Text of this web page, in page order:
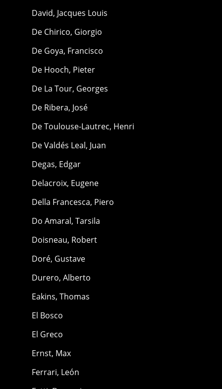
David, Jacques Louis
De Chirico, Giorgio
De Goya, Francisco
De Hooch, Pieter
De La Tour, Georges
De Ribera, José
De Toulouse-Lautrec, Henri
De Valdés Leal, Juan
Degas, Edgar
Delacroix, Eugene
Della Francesca, Piero
Do Amaral, Tarsila
Doisneau, Robert
Doré, Gustave
Durero, Alberto
Eakins, Thomas
El Bosco
El Greco
Ernst, Max
Ferrari, León